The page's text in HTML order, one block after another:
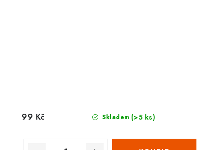
Skladem (>5 ks)
99 Kč